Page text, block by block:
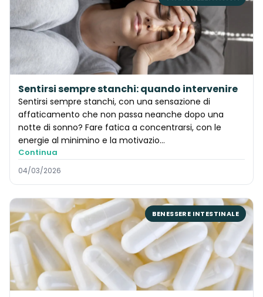
Sentirsi sempre stanchi: quando intervenire
Sentirsi sempre stanchi, con una sensazione di
affaticamento che non passa neanche dopo una
notte di sonno? Fare fatica a concentrarsi, con le
energie al minimino e la motivazio…
Continua
04/03/2026
BENESSERE INTESTINALE